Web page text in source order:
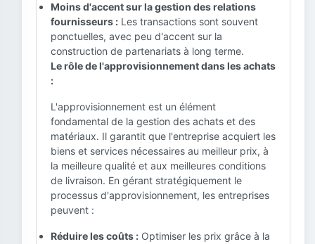
Moins d'accent sur la gestion des relations
fournisseurs : Les transactions sont souvent
ponctuelles, avec peu d'accent sur la
construction de partenariats à long terme.
Le rôle de l'approvisionnement dans les achats
:
L'approvisionnement est un élément
fondamental de la gestion des achats et des
matériaux. Il garantit que l'entreprise acquiert les
biens et services nécessaires au meilleur prix, à
la meilleure qualité et aux meilleures conditions
de livraison. En gérant stratégiquement le
processus d'approvisionnement, les entreprises
peuvent :
Réduire les coûts : Optimiser les prix grâce à la